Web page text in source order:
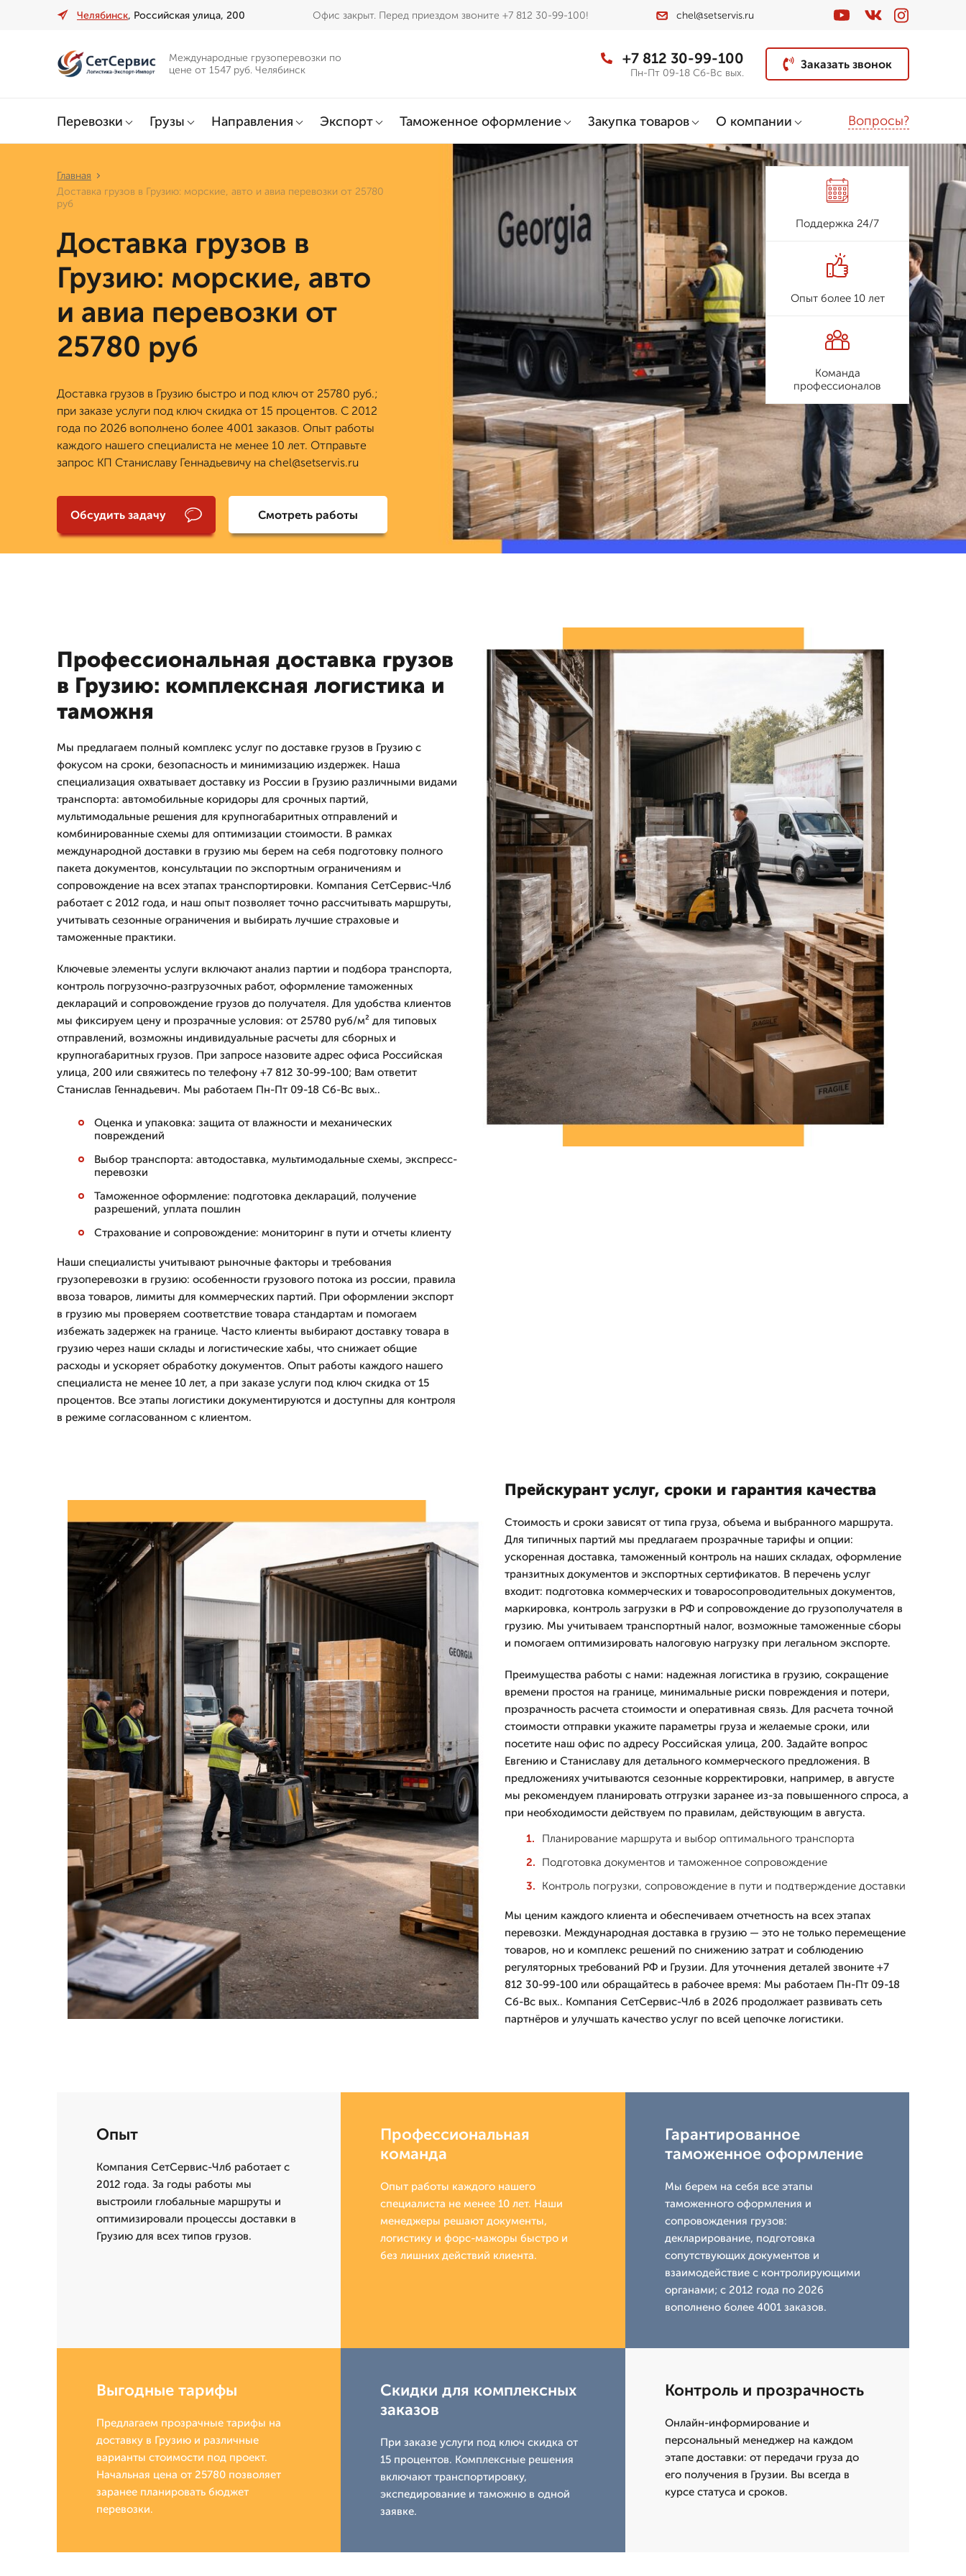
Челябинск, Российская улица, 200 Офис закрыт. Перед приездом звоните +7 812 30-99-100! chel@setservis.ru
Международные грузоперевозки по
цене от 1547 руб. Челябинск
+7 812 30-99-100
Пн-Пт 09-18 Сб-Вс вых.
Заказать звонок
Перевозки Грузы Направления Экспорт Таможенное оформление Закупка товаров О компании Вопросы?
Главная
Доставка грузов в Грузию: морские, авто и авиа перевозки от 25780
руб
Доставка грузов в
Грузию: морские, авто
и авиа перевозки от
25780 руб
Доставка грузов в Грузию быстро и под ключ от 25780 руб.;
при заказе услуги под ключ скидка от 15 процентов. С 2012
года по 2026 вополнено более 4001 заказов. Опыт работы
каждого нашего специалиста не менее 10 лет. Отправьте
запрос КП Станиславу Геннадьевичу на chel@setservis.ru
Обсудить задачу Смотреть работы
Поддержка 24/7
Опыт более 10 лет
Команда
профессионалов
Профессиональная доставка грузов
в Грузию: комплексная логистика и
таможня
Мы предлагаем полный комплекс услуг по доставке грузов в Грузию с
фокусом на сроки, безопасность и минимизацию издержек. Наша
специализация охватывает доставку из России в Грузию различными видами
транспорта: автомобильные коридоры для срочных партий,
мультимодальные решения для крупногабаритных отправлений и
комбинированные схемы для оптимизации стоимости. В рамках
международной доставки в грузию мы берем на себя подготовку полного
пакета документов, консультации по экспортным ограничениям и
сопровождение на всех этапах транспортировки. Компания СетСервис-Члб
работает с 2012 года, и наш опыт позволяет точно рассчитывать маршруты,
учитывать сезонные ограничения и выбирать лучшие страховые и
таможенные практики.
Ключевые элементы услуги включают анализ партии и подбора транспорта,
контроль погрузочно-разгрузочных работ, оформление таможенных
деклараций и сопровождение грузов до получателя. Для удобства клиентов
мы фиксируем цену и прозрачные условия: от 25780 руб/м² для типовых
отправлений, возможны индивидуальные расчеты для сборных и
крупногабаритных грузов. При запросе назовите адрес офиса Российская
улица, 200 или свяжитесь по телефону +7 812 30-99-100; Вам ответит
Станислав Геннадьевич. Мы работаем Пн-Пт 09-18 Сб-Вс вых..
Оценка и упаковка: защита от влажности и механических
повреждений
Выбор транспорта: автодоставка, мультимодальные схемы, экспресс-
перевозки
Таможенное оформление: подготовка деклараций, получение
разрешений, уплата пошлин
Страхование и сопровождение: мониторинг в пути и отчеты клиенту
Наши специалисты учитывают рыночные факторы и требования
грузоперевозки в грузию: особенности грузового потока из россии, правила
ввоза товаров, лимиты для коммерческих партий. При оформлении экспорт
в грузию мы проверяем соответствие товара стандартам и помогаем
избежать задержек на границе. Часто клиенты выбирают доставку товара в
грузию через наши склады и логистические хабы, что снижает общие
расходы и ускоряет обработку документов. Опыт работы каждого нашего
специалиста не менее 10 лет, а при заказе услуги под ключ скидка от 15
процентов. Все этапы логистики документируются и доступны для контроля
в режиме согласованном с клиентом.
Прейскурант услуг, сроки и гарантия качества
Стоимость и сроки зависят от типа груза, объема и выбранного маршрута.
Для типичных партий мы предлагаем прозрачные тарифы и опции:
ускоренная доставка, таможенный контроль на наших складах, оформление
транзитных документов и экспортных сертификатов. В перечень услуг
входит: подготовка коммерческих и товаросопроводительных документов,
маркировка, контроль загрузки в РФ и сопровождение до грузополучателя в
грузию. Мы учитываем транспортный налог, возможные таможенные сборы
и помогаем оптимизировать налоговую нагрузку при легальном экспорте.
Преимущества работы с нами: надежная логистика в грузию, сокращение
времени простоя на границе, минимальные риски повреждения и потери,
прозрачность расчета стоимости и оперативная связь. Для расчета точной
стоимости отправки укажите параметры груза и желаемые сроки, или
посетите наш офис по адресу Российская улица, 200. Задайте вопрос
Евгению и Станиславу для детального коммерческого предложения. В
предложениях учитываются сезонные корректировки, например, в августе
мы рекомендуем планировать отгрузки заранее из-за повышенного спроса, а
при необходимости действуем по правилам, действующим в августа.
Планирование маршрута и выбор оптимального транспорта
Подготовка документов и таможенное сопровождение
Контроль погрузки, сопровождение в пути и подтверждение доставки
Мы ценим каждого клиента и обеспечиваем отчетность на всех этапах
перевозки. Международная доставка в грузию — это не только перемещение
товаров, но и комплекс решений по снижению затрат и соблюдению
регуляторных требований РФ и Грузии. Для уточнения деталей звоните +7
812 30-99-100 или обращайтесь в рабочее время: Мы работаем Пн-Пт 09-18
Сб-Вс вых.. Компания СетСервис-Члб в 2026 продолжает развивать сеть
партнёров и улучшать качество услуг по всей цепочке логистики.
Опыт
Компания СетСервис-Члб работает с
2012 года. За годы работы мы
выстроили глобальные маршруты и
оптимизировали процессы доставки в
Грузию для всех типов грузов.
Профессиональная
команда
Опыт работы каждого нашего
специалиста не менее 10 лет. Наши
менеджеры решают документы,
логистику и форс-мажоры быстро и
без лишних действий клиента.
Гарантированное
таможенное оформление
Мы берем на себя все этапы
таможенного оформления и
сопровождения грузов:
декларирование, подготовка
сопутствующих документов и
взаимодействие с контролирующими
органами; с 2012 года по 2026
вополнено более 4001 заказов.
Выгодные тарифы
Предлагаем прозрачные тарифы на
доставку в Грузию и различные
варианты стоимости под проект.
Начальная цена от 25780 позволяет
заранее планировать бюджет
перевозки.
Скидки для комплексных
заказов
При заказе услуги под ключ скидка от
15 процентов. Комплексные решения
включают транспортировку,
экспедирование и таможню в одной
заявке.
Контроль и прозрачность
Онлайн-информирование и
персональный менеджер на каждом
этапе доставки: от передачи груза до
его получения в Грузии. Вы всегда в
курсе статуса и сроков.